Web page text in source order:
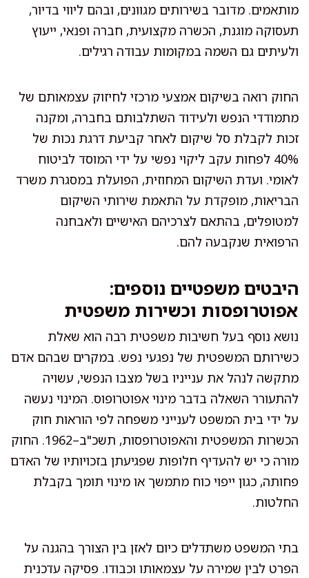
מותאמים. מדובר בשירותים מגוונים, ובהם ליווי בדיור,
תעסוקה מוגנת, הכשרה מקצועית, חברה ופנאי, ייעוץ
ולעיתים גם השמה במקומות עבודה רגילים.
החוק רואה בשיקום אמצעי מרכזי לחיזוק עצמאותם של
מתמודדי הנפש ולעידוד השתלבותם בחברה, ומקנה
זכות לקבלת סל שיקום לאחר קביעת דרגת נכות של
40% לפחות עקב ליקוי נפשי על ידי המוסד לביטוח
לאומי. ועדת השיקום המחוזית, הפועלת במסגרת משרד
הבריאות, מופקדת על התאמת שירותי השיקום
למטופלים, בהתאם לצרכיהם האישיים ולאבחנה
הרפואית שנקבעה להם.
היבטים משפטיים נוספים:
אפוטרופסות וכשירות משפטית
נושא נוסף בעל חשיבות משפטית רבה הוא שאלת
כשירותם המשפטית של נפגעי נפש. במקרים שבהם אדם
מתקשה לנהל את ענייניו בשל מצבו הנפשי, עשויה
להתעורר השאלה בדבר מינוי אפוטרופוס. המינוי נעשה
על ידי בית המשפט לענייני משפחה לפי הוראות חוק
הכשרות המשפטית והאפוטרופסות, תשכ"ב–1962. החוק
מורה כי יש להעדיף חלופות שפגיעתן בזכויותיו של האדם
פחותה, כגון ייפוי כוח מתמשך או מינוי תומך בקבלת
החלטות.
בתי המשפט משתדלים כיום לאזן בין הצורך בהגנה על
הפרט לבין שמירה על עצמאותו וכבודו. פסיקה עדכנית